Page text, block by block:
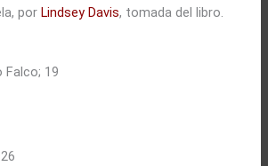
porLindsey Davis, tomada del libro.
Falco; 19